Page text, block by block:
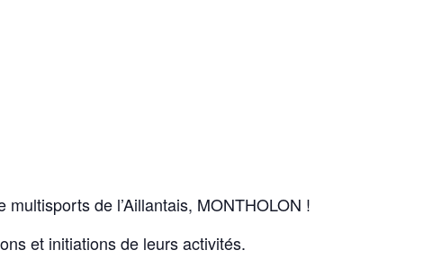
de l’Aillantais, MONTHOLON !
et initiations de leurs activités.